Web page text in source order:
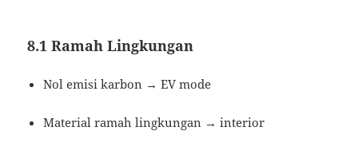
8.1 Ramah Lingkungan
Nol emisi karbon → EV mode
Material ramah lingkungan → interior